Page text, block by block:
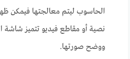
الحاسوب ليتم معالجتها فيمكن
نصية أو مقاطع فيديو تتميز شاشة
ووضح صورتها.